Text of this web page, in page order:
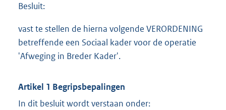
Besluit:
vast te stellen de hierna volgende VERORDENING
betreffende een Sociaal kader voor de operatie
'Afweging in Breder Kader'.
Artikel 1 Begripsbepalingen
In dit besluit wordt verstaan onder: